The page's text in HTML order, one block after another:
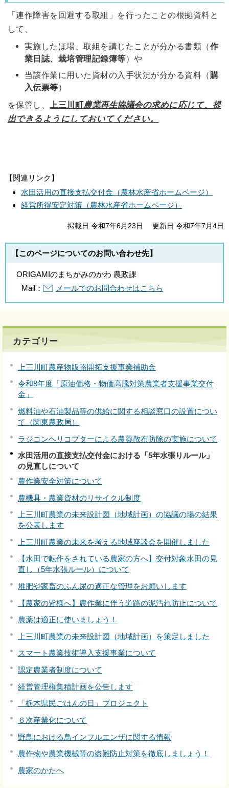
「連作障害を回避する取組」を行ったことの根拠資料と
して、
実施したほ場、取組を講じたことが分かる書類（作
業日誌、栽培管理記録簿等）や
当該作業に用いた資材の入手状況が分かる資料（ 購
入伝票等）
を保管し、
上三川町農業再生協議会の求めに応じて、提
出できるようにしておいてください。
【関連リンク】
水田活用の直接支払交付金（農林水産省ホームページ）
経営所得安定対策（農林水産省ホームページ）
掲載日 令和7年6月23日 更新日 令和7年7月4日
【このページについてのお問い合わせ先】
ORIGAMIのまちかみのかわ 農政課
Mail：
メールでのお問合わせはこちら
カテゴリー
上三川町農産物販路開拓支援事業補助金
令和8年度「原油価格・物価高騰対策農業者支援事業交付
金」
燃料油や石油製品等の供給に関する相談窓口の設置につい
て（関東農政局）
ラジコンヘリコプターによる農薬散布防除の実施について
水田活用の直接支払交付金における「5年水張りルール」
の見直しについて
農作業安全対策について
農機具・農業資材のリサイクル制度
上三川町農業の未来設計図（地域計画）の協議の場の結果
を公表します
上三川町農業の未来を考える地域座談会を開催しました
【水田で転作をされている農家の方へ】交付対象水田の見
直し（5年水張ルール）について
堆肥や家畜のふん尿の適正な管理をお願いします
【農家の皆様へ】農作業に伴う道路の泥汚れ防止について
農薬は適正に使いましょう！
上三川町農業の未来設計図（地域計画）を策定しました
スマート農業技術導入支援事業について
認定農業者制度について
経営管理権集積計画を公告します
「栃木県民ごはんの日」プロジェクト
６次産業化について
野鳥における鳥インフルエンザに関する情報
農作物や農業機械等の盗難防止対策を徹底しましょう！
農家のかたへ